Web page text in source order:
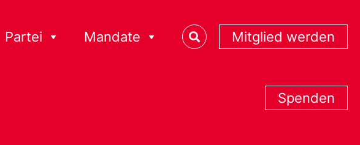
Partei Mandate Mitglied werden
Spenden